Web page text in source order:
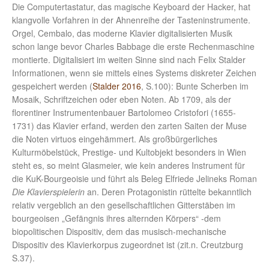
Die Computertastatur, das magische Keyboard der Hacker, hat
klangvolle Vorfahren in der Ahnenreihe der Tasteninstrumente.
Orgel, Cembalo, das moderne Klavier digitalisierten Musik
schon lange bevor Charles Babbage die erste Rechenmaschine
montierte. Digitalisiert im weiten Sinne sind nach Felix Stalder
Informationen, wenn sie mittels eines Systems diskreter Zeichen
gespeichert werden (Stalder 2016, S.100): Bunte Scherben im
Mosaik, Schriftzeichen oder eben Noten. Ab 1709, als der
florentiner Instrumentenbauer Bartolomeo Cristofori (1655-
1731) das Klavier erfand, werden den zarten Saiten der Muse
die Noten virtuos eingehämmert. Als großbürgerliches
Kulturmöbelstück, Prestige- und Kultobjekt besonders in Wien
steht es, so meint Glasmeier, wie kein anderes Instrument für
die KuK-Bourgeoisie und führt als Beleg Elfriede Jelineks Roman
Die Klavierspielerin an. Deren Protagonistin rüttelte bekanntlich
relativ vergeblich an den gesellschaftlichen Gitterstäben im
bourgeoisen „Gefängnis ihres alternden Körpers“ -dem
biopolitischen Dispositiv, dem das musisch-mechanische
Dispositiv des Klavierkorpus zugeordnet ist (zit.n. Creutzburg
S.37).